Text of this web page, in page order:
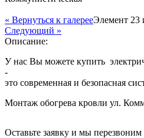
« Вернуться к галерееЭлемент 23
Следующий »
Описание:
У нас Вы можете купить
-
это современная и безопасная
Монтаж обогрева кровли ул.
Оставьте заявку и мы перезвоним